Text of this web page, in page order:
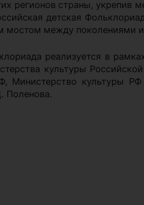
регионов страны, укрепив
детская
мостом между поколениями
реализуется в
культуры
Министерство культуры
Поленова.